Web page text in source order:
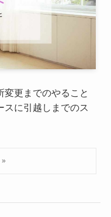
変更までのやること
スに引越しまでのス